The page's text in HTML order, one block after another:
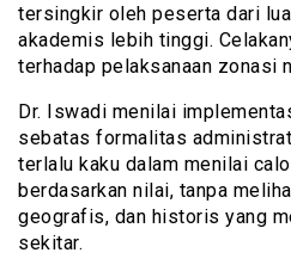
tersingkir oleh peserta dari
akademis lebih tinggi.
terhadap pelaksanaan zonasi
Dr. Iswadi menilai
sebatas formalitas
terlalu kaku dalam menilai
berdasarkan nilai, tanpa
geografis, dan historis yang
sekitar.